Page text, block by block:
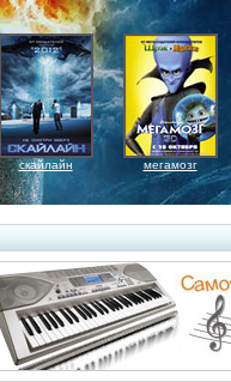
скайлайн мегамозг